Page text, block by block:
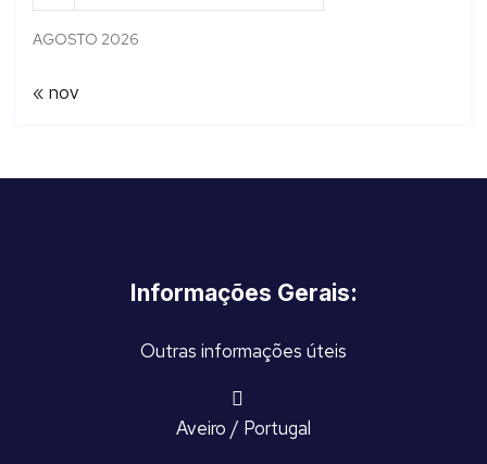
AGOSTO 2026
« nov
Informações Gerais:
Outras informações úteis
Aveiro / Portugal